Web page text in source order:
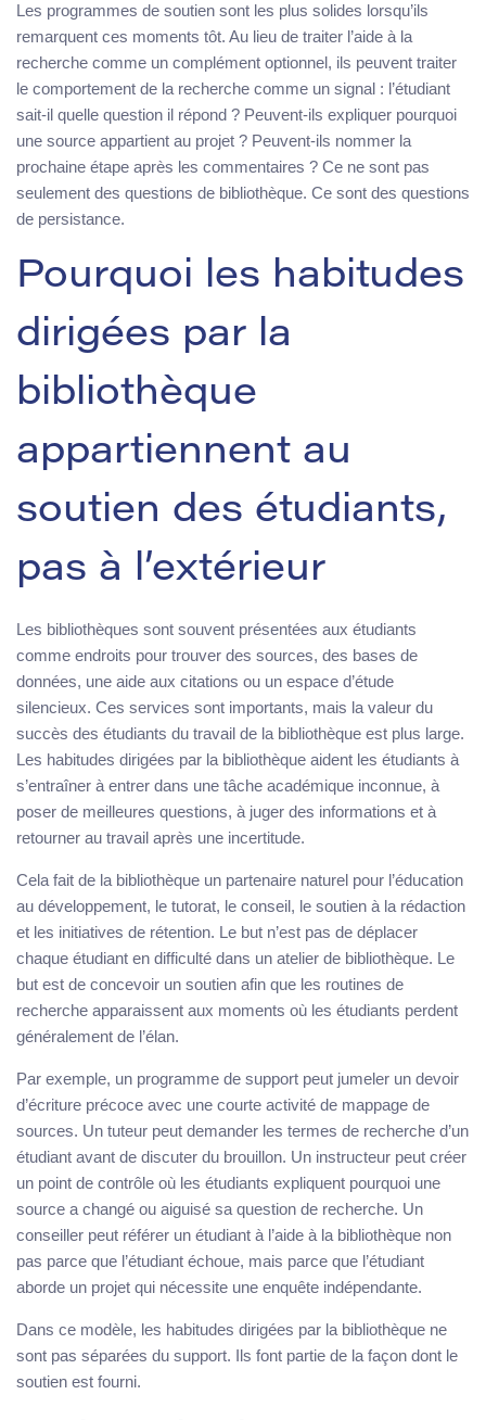
Les programmes de soutien sont les plus solides lorsqu’ils
remarquent ces moments tôt. Au lieu de traiter l’aide à la
recherche comme un complément optionnel, ils peuvent traiter
le comportement de la recherche comme un signal : l’étudiant
sait-il quelle question il répond ? Peuvent-ils expliquer pourquoi
une source appartient au projet ? Peuvent-ils nommer la
prochaine étape après les commentaires ? Ce ne sont pas
seulement des questions de bibliothèque. Ce sont des questions
de persistance.
Pourquoi les habitudes
dirigées par la
bibliothèque
appartiennent au
soutien des étudiants,
pas à l’extérieur
Les bibliothèques sont souvent présentées aux étudiants
comme endroits pour trouver des sources, des bases de
données, une aide aux citations ou un espace d’étude
silencieux. Ces services sont importants, mais la valeur du
succès des étudiants du travail de la bibliothèque est plus large.
Les habitudes dirigées par la bibliothèque aident les étudiants à
s’entraîner à entrer dans une tâche académique inconnue, à
poser de meilleures questions, à juger des informations et à
retourner au travail après une incertitude.
Cela fait de la bibliothèque un partenaire naturel pour l’éducation
au développement, le tutorat, le conseil, le soutien à la rédaction
et les initiatives de rétention. Le but n’est pas de déplacer
chaque étudiant en difficulté dans un atelier de bibliothèque. Le
but est de concevoir un soutien afin que les routines de
recherche apparaissent aux moments où les étudiants perdent
généralement de l’élan.
Par exemple, un programme de support peut jumeler un devoir
d’écriture précoce avec une courte activité de mappage de
sources. Un tuteur peut demander les termes de recherche d’un
étudiant avant de discuter du brouillon. Un instructeur peut créer
un point de contrôle où les étudiants expliquent pourquoi une
source a changé ou aiguisé sa question de recherche. Un
conseiller peut référer un étudiant à l’aide à la bibliothèque non
pas parce que l’étudiant échoue, mais parce que l’étudiant
aborde un projet qui nécessite une enquête indépendante.
Dans ce modèle, les habitudes dirigées par la bibliothèque ne
sont pas séparées du support. Ils font partie de la façon dont le
soutien est fourni.